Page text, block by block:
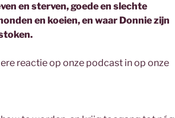
en sterven, goede en slechte
en koeien, en waar Donnie zijn
reactie op onze podcast in op onze